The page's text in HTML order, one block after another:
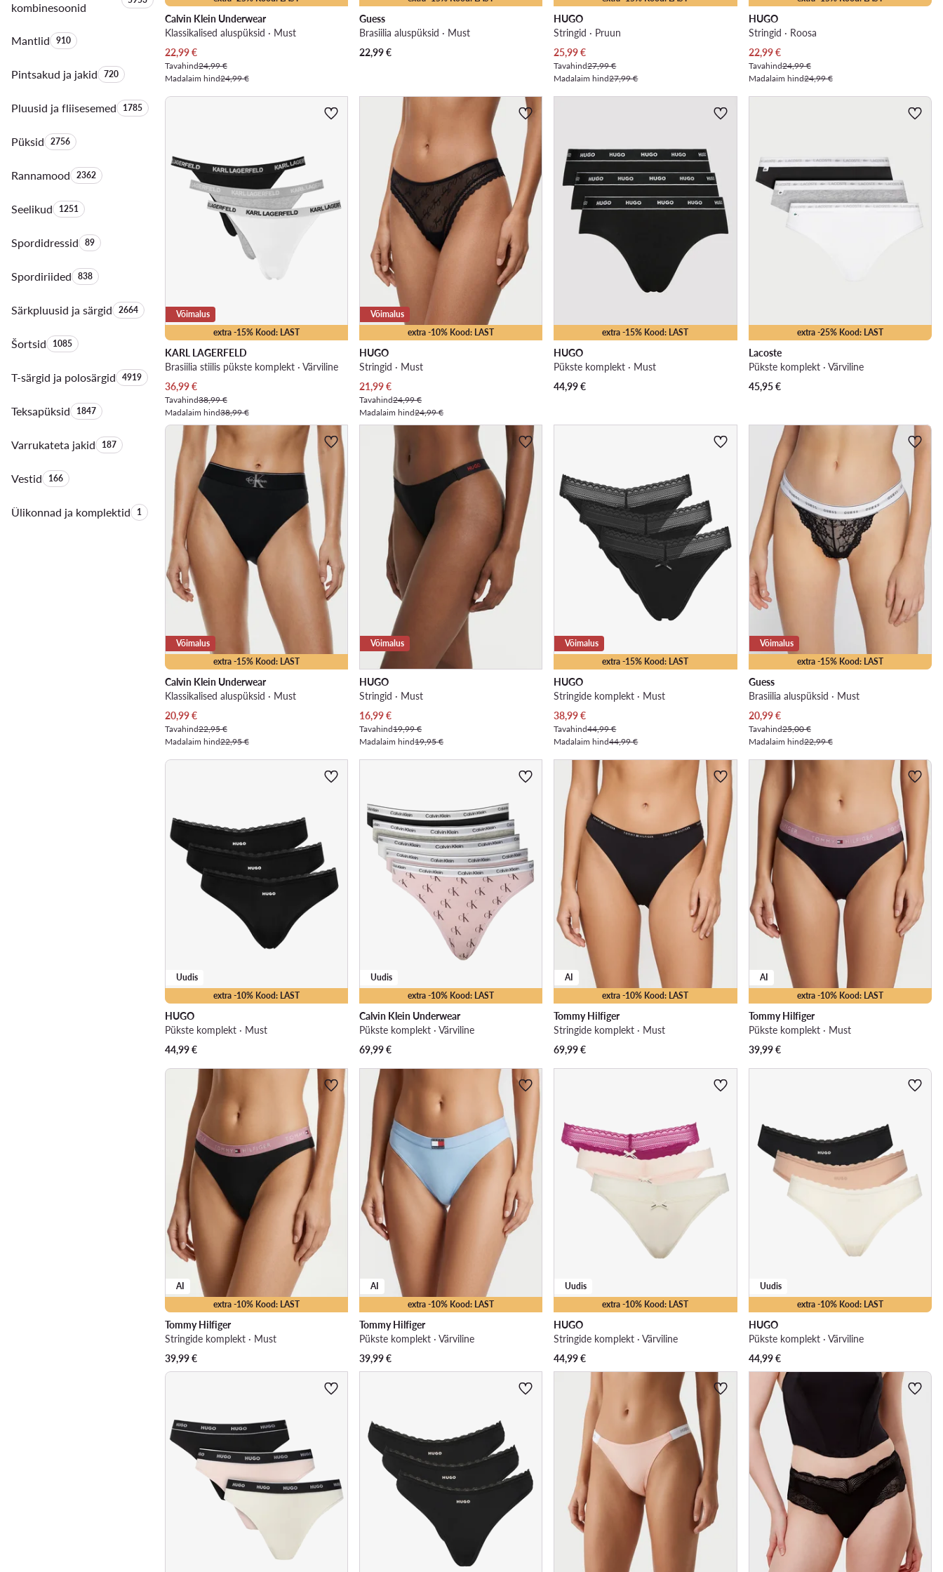
kombinesoonid
MantlidToodete arv:
910
Pintsakud ja jakidToodete arv:
720
Pluusid ja fliisesemedToodete arv:
1785
PüksidToodete arv:
2756
RannamoodToodete arv:
2362
SeelikudToodete arv:
1251
SpordidressidToodete arv:
89
SpordiriidedToodete arv:
838
Särkpluusid ja särgidToodete arv:
2664
ŠortsidToodete arv:
1085
T-särgid ja polosärgidToodete arv:
4919
TeksapüksidToodete arv:
1847
Varrukateta jakidToodete arv:
187
VestidToodete arv:
166
Ülikonnad ja komplektidToodete arv:
1
Calvin Klein Underwear
Klassikalised aluspüksid · Must
Praegune hind
22,99€
Tavahind24,99 €
Madalaim hind24,99 €
Guess
Brasiilia aluspüksid · Must
22,99€
HUGO
Stringid · Pruun
Praegune hind
25,99€
Tavahind27,99 €
Madalaim hind27,99 €
HUGO
Stringid · Roosa
Praegune hind
22,99€
Tavahind24,99 €
Madalaim hind24,99 €
extra -15% Kood: LAST
Võimalus
KARL LAGERFELD
Brasiilia stiilis pükste komplekt · Värviline
Praegune hind
36,99€
Tavahind38,99 €
Madalaim hind38,99 €
extra -10% Kood: LAST
Võimalus
HUGO
Stringid · Must
Praegune hind
21,99€
Tavahind24,99 €
Madalaim hind24,99 €
extra -15% Kood: LAST
HUGO
Pükste komplekt · Must
44,99€
extra -25% Kood: LAST
Lacoste
Pükste komplekt · Värviline
45,95€
extra -15% Kood: LAST
Võimalus
Calvin Klein Underwear
Klassikalised aluspüksid · Must
Praegune hind
20,99€
Tavahind22,95 €
Madalaim hind22,95 €
Võimalus
HUGO
Stringid · Must
Praegune hind
16,99€
Tavahind19,99 €
Madalaim hind19,95 €
extra -15% Kood: LAST
Võimalus
HUGO
Stringide komplekt · Must
Praegune hind
38,99€
Tavahind44,99 €
Madalaim hind44,99 €
extra -15% Kood: LAST
Võimalus
Guess
Brasiilia aluspüksid · Must
Praegune hind
20,99€
Tavahind25,00 €
Madalaim hind22,99 €
extra -10% Kood: LAST
Uudis
HUGO
Pükste komplekt · Must
44,99€
extra -10% Kood: LAST
Uudis
Calvin Klein Underwear
Pükste komplekt · Värviline
69,99€
extra -10% Kood: LAST
AI
Tommy Hilfiger
Stringide komplekt · Must
69,99€
extra -10% Kood: LAST
AI
Tommy Hilfiger
Pükste komplekt · Must
39,99€
extra -10% Kood: LAST
AI
Tommy Hilfiger
Stringide komplekt · Must
39,99€
extra -10% Kood: LAST
AI
Tommy Hilfiger
Pükste komplekt · Värviline
39,99€
extra -10% Kood: LAST
Uudis
HUGO
Stringide komplekt · Värviline
44,99€
extra -10% Kood: LAST
Uudis
HUGO
Pükste komplekt · Värviline
44,99€